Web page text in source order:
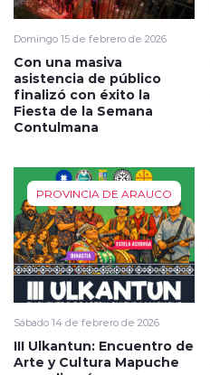
Domingo 15 de febrero de 2026
Con una masiva
asistencia de público
finalizó con éxito la
Fiesta de la Semana
Contulmana
PROVINCIA DE ARAUCO
Sábado 14 de febrero de 2026
III Ulkantun: Encuentro de
Arte y Cultura Mapuche